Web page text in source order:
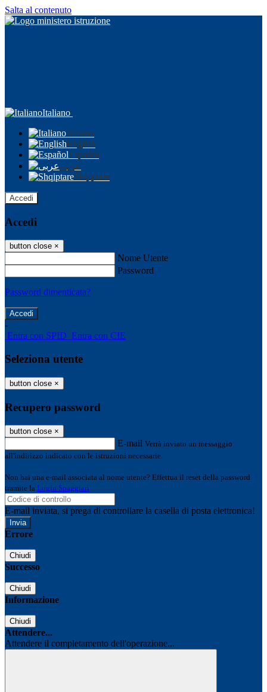
Salta al contenuto
Italiano
Italiano
English
Español
عربى
Shqiptare
Accedi
Accedi
button close ×
Nome Utente
Password
Password dimenticata?
-
Entra con SPID Entra con CIE
Seleziona utente
button close ×
Recupero password
button close ×
E-mail Verrà inviato un messaggio
all'indirizzo indicato con le istruzioni necessarie.
Non hai una e-mail associata al nome utente? Effettua il reset della password
tramite la Login Spaggiari
E-mail inviata, si prega di controllare la casella di posta elettronica!
Errore
Chiudi
Successo
Chiudi
Informazione
Chiudi
Attendere...
Attendere il completamento dell'operazione...